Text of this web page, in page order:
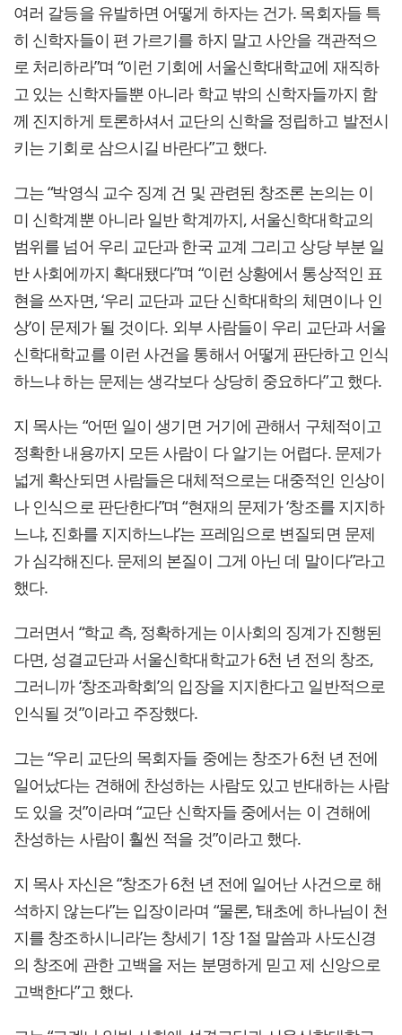
여러 갈등을 유발하면 어떻게 하자는 건가. 목회자들 특
히 신학자들이 편 가르기를 하지 말고 사안을 객관적으
로 처리하라”며 “이런 기회에 서울신학대학교에 재직하
고 있는 신학자들뿐 아니라 학교 밖의 신학자들까지 함
께 진지하게 토론하셔서 교단의 신학을 정립하고 발전시
키는 기회로 삼으시길 바란다”고 했다.
그는 “박영식 교수 징계 건 및 관련된 창조론 논의는 이
미 신학계뿐 아니라 일반 학계까지, 서울신학대학교의
범위를 넘어 우리 교단과 한국 교계 그리고 상당 부분 일
반 사회에까지 확대됐다”며 “이런 상황에서 통상적인 표
현을 쓰자면, ‘우리 교단과 교단 신학대학의 체면이나 인
상’이 문제가 될 것이다. 외부 사람들이 우리 교단과 서울
신학대학교를 이런 사건을 통해서 어떻게 판단하고 인식
하느냐 하는 문제는 생각보다 상당히 중요하다”고 했다.
지 목사는 “어떤 일이 생기면 거기에 관해서 구체적이고
정확한 내용까지 모든 사람이 다 알기는 어렵다. 문제가
넓게 확산되면 사람들은 대체적으로는 대중적인 인상이
나 인식으로 판단한다”며 “현재의 문제가 ‘창조를 지지하
느냐, 진화를 지지하느냐’는 프레임으로 변질되면 문제
가 심각해진다. 문제의 본질이 그게 아닌 데 말이다”라고
했다.
그러면서 “학교 측, 정확하게는 이사회의 징계가 진행된
다면, 성결교단과 서울신학대학교가 6천 년 전의 창조,
그러니까 ‘창조과학회’의 입장을 지지한다고 일반적으로
인식될 것”이라고 주장했다.
그는 “우리 교단의 목회자들 중에는 창조가 6천 년 전에
일어났다는 견해에 찬성하는 사람도 있고 반대하는 사람
도 있을 것”이라며 “교단 신학자들 중에서는 이 견해에
찬성하는 사람이 훨씬 적을 것”이라고 했다.
지 목사 자신은 “창조가 6천 년 전에 일어난 사건으로 해
석하지 않는다”는 입장이라며 “물론, ‘태초에 하나님이 천
지를 창조하시니라’는 창세기 1장 1절 말씀과 사도신경
의 창조에 관한 고백을 저는 분명하게 믿고 제 신앙으로
고백한다”고 했다.